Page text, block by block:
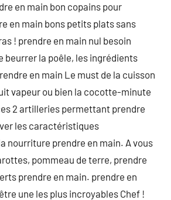
en main bon copains pour
en main bons petits plats sans
! prendre en main nul besoin
beurrer la poêle, les ingrédients
en main Le must de la cuisson
vapeur ou bien la cocotte-minute
2 artilleries permettant prendre
les caractéristiques
nourriture prendre en main. A vous
pommeau de terre, prendre
prendre en main. prendre en
une les plus incroyables Chef !